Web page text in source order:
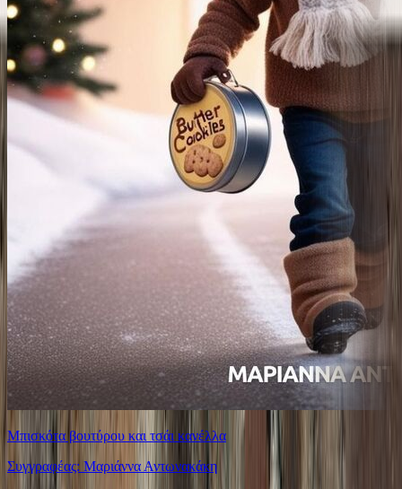
Μπισκότα βουτύρου και τσάι κανέλλα
Συγγραφέας: Μαριάννα Αντωνακάκη